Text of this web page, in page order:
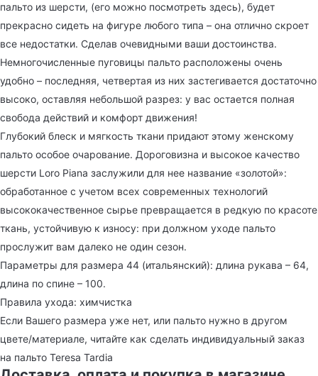
пальто из шерсти, (его можно посмотреть здесь), будет
прекрасно сидеть на фигуре любого типа – она отлично скроет
все недостатки. Сделав очевидными ваши достоинства.
Немногочисленные пуговицы пальто расположены очень
удобно – последняя, четвертая из них застегивается достаточно
высоко, оставляя небольшой разрез: у вас остается полная
свобода действий и комфорт движения!
Глубокий блеск и мягкость ткани придают этому женскому
пальто особое очарование. Дороговизна и высокое качество
шерсти Loro Piana заслужили для нее название «золотой»:
обработанное с учетом всех современных технологий
высококачественное сырье превращается в редкую по красоте
ткань, устойчивую к износу: при должном уходе пальто
прослужит вам далеко не один сезон.
Параметры для размера 44 (итальянский): длина рукава – 64,
длина по спине – 100.
Правила ухода: химчистка
Если Вашего размера уже нет, или пальто нужно в другом
цвете/материале, читайте как сделать индивидуальный заказ
на пальто Teresa Tardia